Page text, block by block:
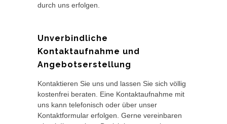
durch uns erfolgen.
Unverbindliche
Kontaktaufnahme und
Angebotserstellung
Kontaktieren Sie uns und lassen Sie sich völlig
kostenfrei beraten. Eine Kontaktaufnahme mit
uns kann telefonisch oder über unser
Kontaktformular erfolgen. Gerne vereinbaren